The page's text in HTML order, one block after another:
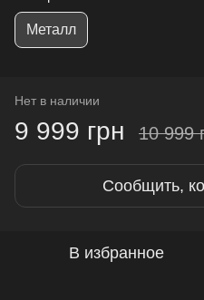
Металл
Нет в наличии
9 999 грн 10 999
Сообщить,
В избранное